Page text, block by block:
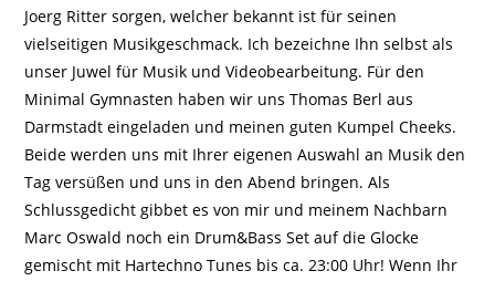
Joerg Ritter sorgen, welcher bekannt ist für seinen
vielseitigen Musikgeschmack. Ich bezeichne Ihn selbst als
unser Juwel für Musik und Videobearbeitung. Für den
Minimal Gymnasten haben wir uns Thomas Berl aus
Darmstadt eingeladen und meinen guten Kumpel Cheeks.
Beide werden uns mit Ihrer eigenen Auswahl an Musik den
Tag versüßen und uns in den Abend bringen. Als
Schlussgedicht gibbet es von mir und meinem Nachbarn
Marc Oswald noch ein Drum&Bass Set auf die Glocke
gemischt mit Hartechno Tunes bis ca. 23:00 Uhr! Wenn Ihr